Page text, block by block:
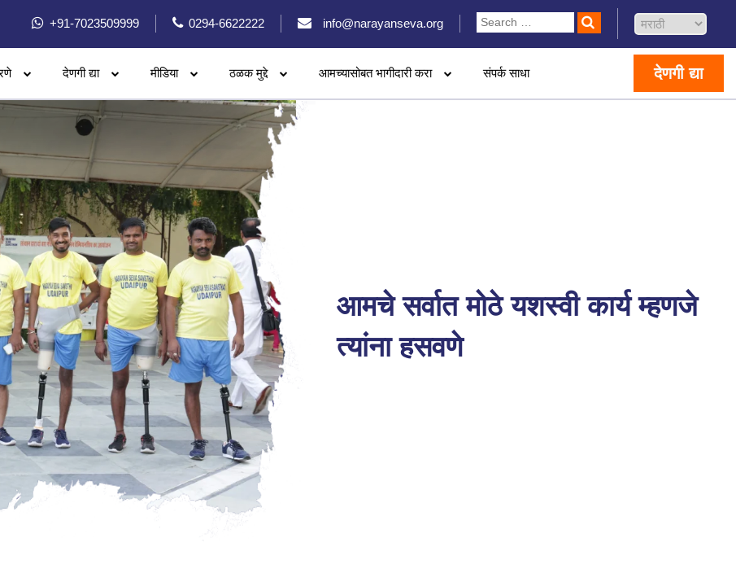
+91-7023509999 0294-6622222 info@narayanseva.org
देणगी द्या मीडिया ठळक मुद्दे आमच्यासोबत भागीदारी करा संपर्क साधा देणगी द्या
आमचे सर्वात मोठे यशस्वी कार्य म्हणजे
त्यांना हसवणे